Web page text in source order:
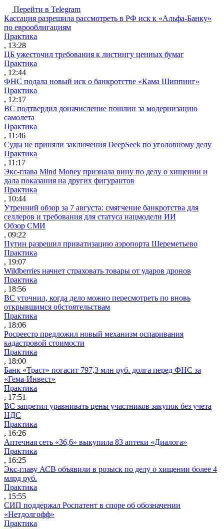
Перейти в Telegram
Кассация разрешила рассмотреть в РФ иск к «Альфа-Банку»
по еврооблигациям
Практика
, 13:28
ЦБ ужесточил требования к листингу ценных бумаг
Практика
, 12:44
ФНС подала новый иск о банкротстве «Кама Шиппинг»
Практика
, 12:17
ВС подтвердил доначисление пошлин за модернизацию
самолета
Практика
, 11:46
Суды не приняли заключения DeepSeek по уголовному делу
Практика
, 11:17
Экс-глава Mind Money признала вину по делу о хищении и
дала показания на других фигурантов
Практика
, 10:44
Утренний обзор за 7 августа: смягчение банкротства для
селлеров и требования для статуса нацмодели ИИ
Обзор СМИ
, 09:22
Путин разрешил приватизацию аэропорта Шереметьево
Практика
, 19:07
Wildberries начнет страховать товары от ударов дронов
Практика
, 18:56
ВС уточнил, когда дело можно пересмотреть по вновь
открывшимся обстоятельствам
Практика
, 18:06
Росреестр предложил новый механизм оспаривания
кадастровой стоимости
Практика
, 18:00
Банк «Траст» погасит 797,3 млн руб. долга перед ФНС за
«Гема-Инвест»
Практика
, 17:51
ВС запретил уравнивать цены участников закупок без учета
НДС
Практика
, 16:26
Аптечная сеть «36,6» выкупила 83 аптеки «Диалога»
Практика
, 16:25
Экс-главу АСВ объявили в розыск по делу о хищении более 4
млрд руб.
Практика
, 15:55
СИП поддержал Роспатент в споре об обозначении
«Нетдолгофф»
Практика